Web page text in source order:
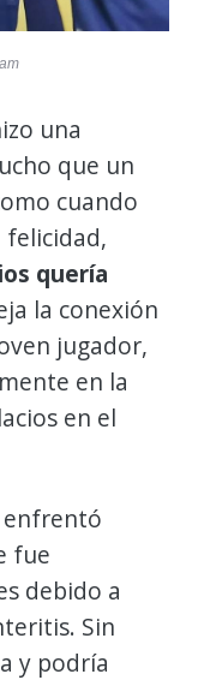
una
que un
cuando
felicidad,
quería
la conexión
jugador,
en la
en el
enfrentó
fue
debido a
Sin
y podría